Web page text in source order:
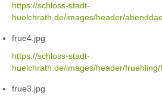
https://schloss-stadt-
huelchrath.de/images/header/
frue4.jpg
https://schloss-stadt-
huelchrath.de/images/header/
frue3.jpg